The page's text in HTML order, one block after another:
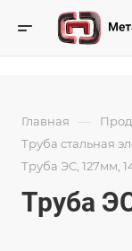
Главная —
Труба стальная
Труба ЭС, 127мм,
Труба